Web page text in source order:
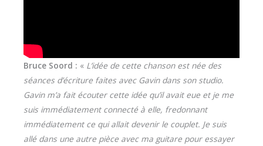
Bruce Soord : « L’idée de cette chanson est née des
séances d’écriture faites avec Gavin dans son studio.
Gavin m’a fait écouter cette idée qu’il avait eue et je me
suis immédiatement connecté à elle, fredonnant
immédiatement ce qui allait devenir le couplet. Je suis
allé dans une autre pièce avec ma guitare pour essayer